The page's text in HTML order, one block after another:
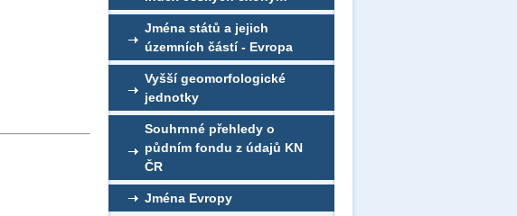
Jména států a jejich
územních částí - Evropa
Vyšší geomorfologické
jednotky
Souhrnné přehledy o
půdním fondu z údajů KN
ČR
Jména Evropy